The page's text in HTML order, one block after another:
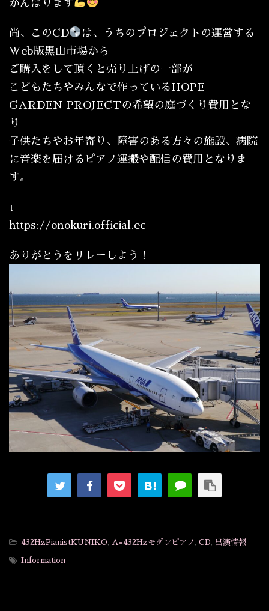
がんばります
尚、このCD
は、うちのプロジェクトの運営する
Web版黒山市場から
ご購入をして頂くと売り上げの一部が
こどもたちやみんなで作っているHOPE
GARDEN PROJECTの希望の庭づくり費用とな
り
子供たちやお年寄り、障害のある方々の施設、病院
に音楽を届けるピアノ運搬や配信の費用となりま
す。
↓
https://onokuri.official.ec
ありがとうをリレーしよう！
-432HzPianistKUNIKO, A=432Hzモダンピアノ , CD, 出演情報
- Information